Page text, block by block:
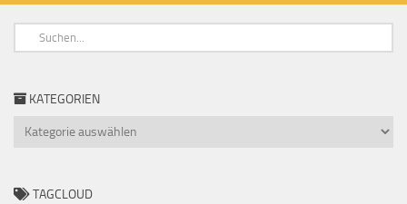
KATEGORIEN
TAGCLOUD